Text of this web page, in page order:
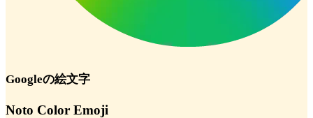
Googleの絵文字
Noto Color Emoji